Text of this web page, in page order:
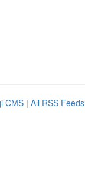
CMS | All RSS Feeds